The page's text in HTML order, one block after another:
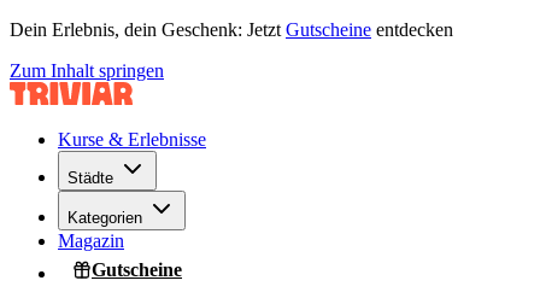
Dein Erlebnis, dein Geschenk: Jetzt Gutscheine entdecken
Zum Inhalt springen
Kurse & Erlebnisse
Städte
Kategorien
Magazin
Gutscheine